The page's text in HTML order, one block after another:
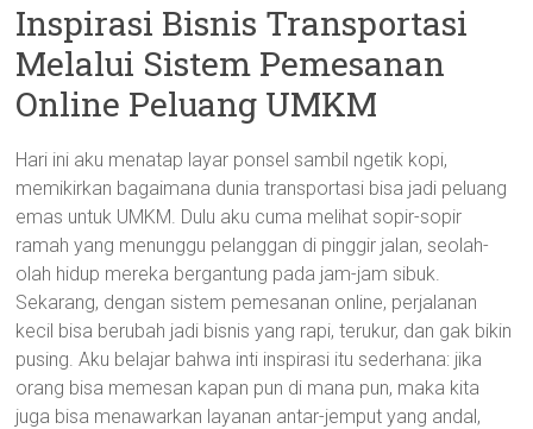
Inspirasi Bisnis Transportasi
Melalui Sistem Pemesanan
Online Peluang UMKM
Hari ini aku menatap layar ponsel sambil ngetik kopi,
memikirkan bagaimana dunia transportasi bisa jadi peluang
emas untuk UMKM. Dulu aku cuma melihat sopir-sopir
ramah yang menunggu pelanggan di pinggir jalan, seolah-
olah hidup mereka bergantung pada jam-jam sibuk.
Sekarang, dengan sistem pemesanan online, perjalanan
kecil bisa berubah jadi bisnis yang rapi, terukur, dan gak bikin
pusing. Aku belajar bahwa inti inspirasi itu sederhana: jika
orang bisa memesan kapan pun di mana pun, maka kita
juga bisa menawarkan layanan antar-jemput yang andal,